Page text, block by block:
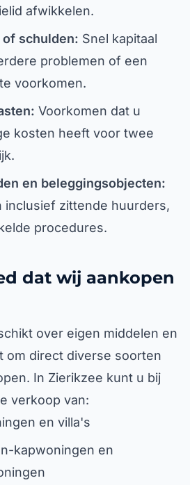
afwikkelen.
schulden: Snel kapitaal
problemen of een
voorkomen.
Voorkomen dat u
kosten heeft voor twee
en beleggingsobjecten:
inclusief zittende huurders,
procedures.
dat wij aankopen
over eigen middelen en
om direct diverse soorten
In Zierikzee kunt u bij
verkoop van:
en villa's
kapwoningen en